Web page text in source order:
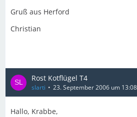
Gruß aus Herford
Christian
Rost Kotflügel T4
slarti 23. September 2006 um 13:08
Hallo, Krabbe,